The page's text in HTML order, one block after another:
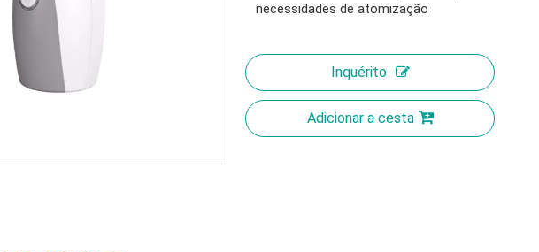
necessidades de atomização
Inquérito
Adicionar a cesta